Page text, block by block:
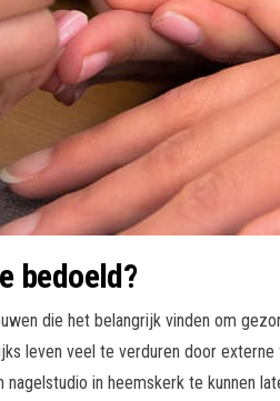
bedoeld?
die het belangrijk vinden om
leven veel te verduren door
in heemskerk te kunnen